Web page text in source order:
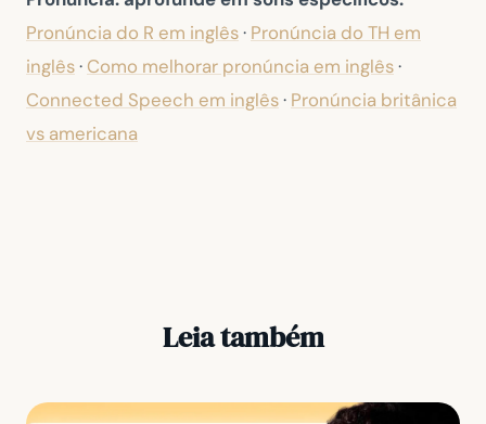
Pronúncia do R em inglês· Pronúncia do TH em
inglês· Como melhorar pronúncia em inglês·
Connected Speech em inglês· Pronúncia britânica
vs americana
Leia também